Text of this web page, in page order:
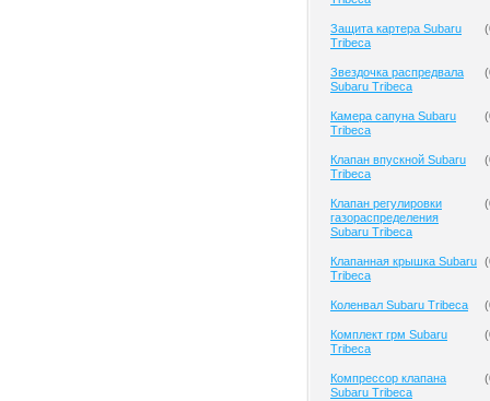
Защита картера Subaru
Tribeca
(
Звездочка распредвала
Subaru Tribeca
(
Камера сапуна Subaru
Tribeca
(
Клапан впускной Subaru
Tribeca
(
Клапан регулировки
газораспределения
Subaru Tribeca
(
Клапанная крышка Subaru
Tribeca
(
Коленвал Subaru Tribeca (
Комплект грм Subaru
Tribeca
(
Компрессор клапана
Subaru Tribeca
(